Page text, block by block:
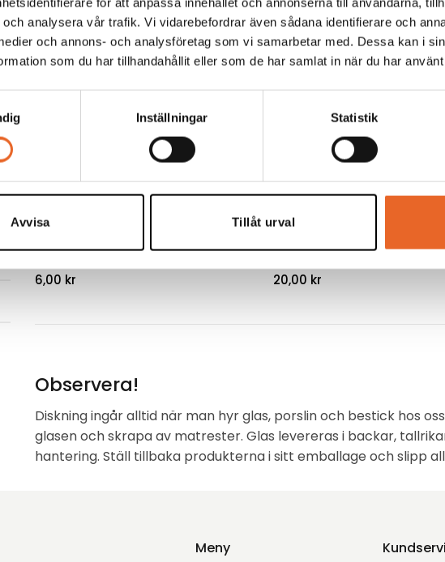
analysera vår trafik. Vi vidarebefordrar även sådana identifierare och
och annons- och analysföretag som vi samarbetar med. Dessa kan i
som du har tillhandahållit eller som de har samlat in när du har
Inställningar Statistik
Avvisa Tillåt urval
5,60kr 16,00kr
Smörskål 1,2dl
Smörskål 1,2dl
6,00 kr
Glasskål 2 L
Ø23cm
20,00 kr
Observera!
Diskning ingår alltid när man hyr glas, porslin och bestick hos
glasen och skrapa av matrester. Glas levereras i backar,
hantering. Ställ tillbaka produkterna i sitt emballage och slipp
Meny